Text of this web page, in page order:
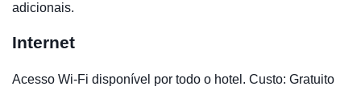
adicionais.
Internet
Acesso Wi-Fi disponível por todo o hotel. Custo: Gratuito